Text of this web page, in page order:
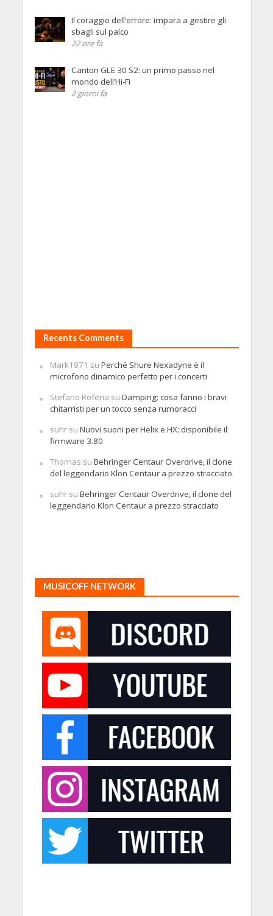
Il coraggio dell’errore: impara a gestire gli
sbagli sul palco
22 ore fa
Canton GLE 30 S2: un primo passo nel
mondo dell’Hi-Fi
2 giorni fa
Recents Comments
Mark1971 su Perché Shure Nexadyne è il
microfono dinamico perfetto per i concerti
Stefano Rofena su Damping: cosa fanno i bravi
chitarristi per un tocco senza rumoracci
suhrsu Nuovi suoni per Helix e HX: disponibile il
firmware 3.80
Thomas su Behringer Centaur Overdrive, il clone
del leggendario Klon Centaur a prezzo stracciato
suhrsu Behringer Centaur Overdrive, il clone del
leggendario Klon Centaur a prezzo stracciato
MUSICOFF NETWORK